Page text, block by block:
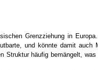
Grenzziehung in
und könnte damit auch
Struktur häufig bemängelt,